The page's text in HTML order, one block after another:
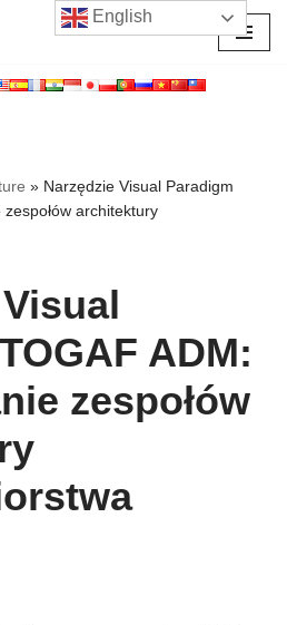
» Narzędzie Visual Paradigm
architektury
ADM:
zespołów
English